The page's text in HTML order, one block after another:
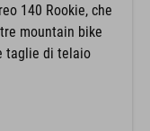
140 Rookie, che
mountain bike
taglie di telaio